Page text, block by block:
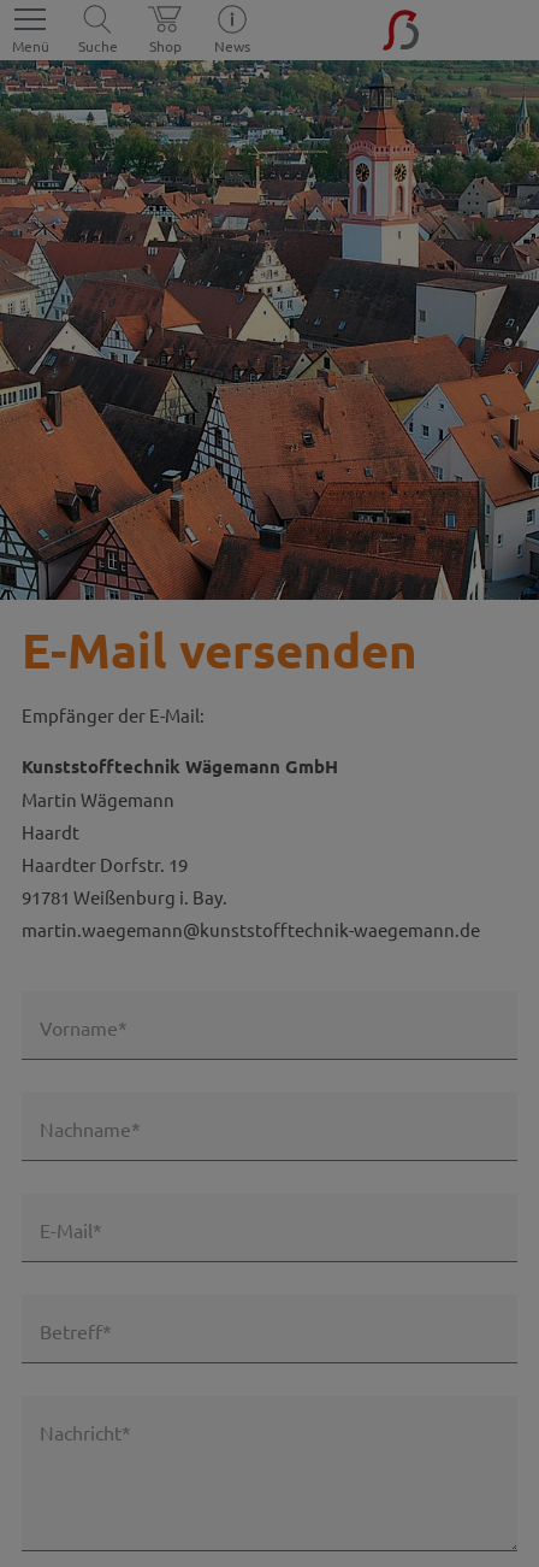
Menü Suche Shop News
E-Mail versenden
Empfänger der E-Mail:
Kunststofftechnik Wägemann GmbH
Martin Wägemann
Haardt
Haardter Dorfstr. 19
91781 Weißenburg i. Bay.
martin.waegemann@kunststofftechnik-waegemann.de
Vorname*
Nachname*
E-Mail*
Betreff*
Nachricht*